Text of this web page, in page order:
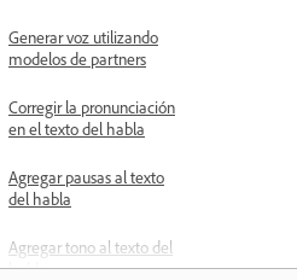
Generar voz utilizando
modelos de partners
Corregir la pronunciación
en el texto del habla
Agregar pausas al texto
del habla
Agregar tono al texto del
habla